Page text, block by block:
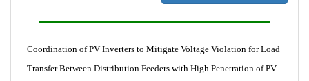
Coordination of PV Inverters to Mitigate Voltage Violation for Load
Transfer Between Distribution Feeders with High Penetration of PV